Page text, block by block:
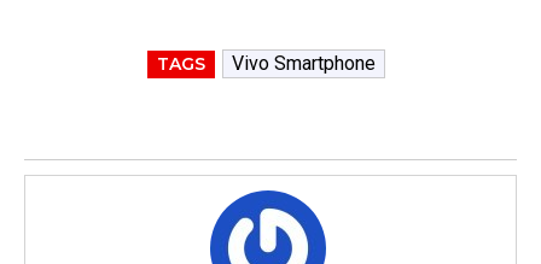
TAGS Vivo Smartphone